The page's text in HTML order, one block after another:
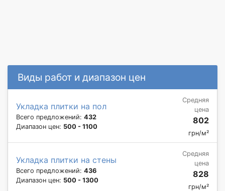
Виды работ и диапазон цен
Укладка плитки на пол
Всего предложений: 432
Диапазон цен: 500 - 1100
Средняя
цена
802
грн/м²
Укладка плитки на стены
Всего предложений: 436
Диапазон цен: 500 - 1300
Средняя
цена
828
грн/м²